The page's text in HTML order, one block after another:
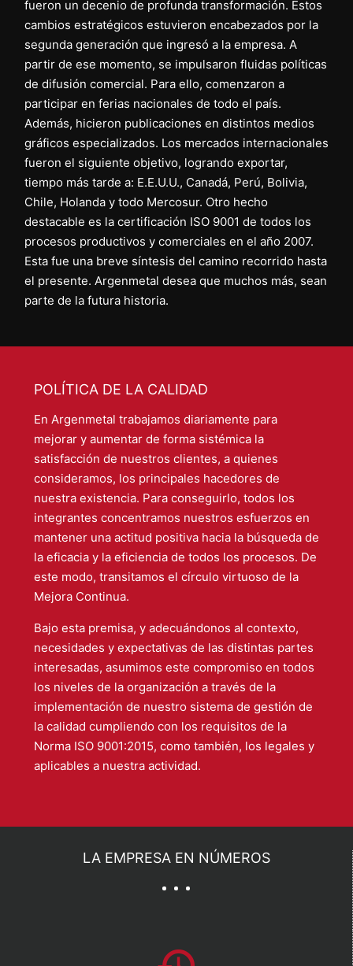
fueron un decenio de profunda transformación. Estos
cambios estratégicos estuvieron encabezados por la
segunda generación que ingresó a la empresa. A
partir de ese momento, se impulsaron fluidas políticas
de difusión comercial. Para ello, comenzaron a
participar en ferias nacionales de todo el país.
Además, hicieron publicaciones en distintos medios
gráficos especializados. Los mercados internacionales
fueron el siguiente objetivo, logrando exportar,
tiempo más tarde a: E.E.U.U., Canadá, Perú, Bolivia,
Chile, Holanda y todo Mercosur. Otro hecho
destacable es la certificación ISO 9001 de todos los
procesos productivos y comerciales en el año 2007.
Esta fue una breve síntesis del camino recorrido hasta
el presente. Argenmetal desea que muchos más, sean
parte de la futura historia.
POLÍTICA DE LA CALIDAD
En Argenmetal trabajamos diariamente para
mejorar y aumentar de forma sistémica la
satisfacción de nuestros clientes, a quienes
consideramos, los principales hacedores de
nuestra existencia. Para conseguirlo, todos los
integrantes concentramos nuestros esfuerzos en
mantener una actitud positiva hacia la búsqueda de
la eficacia y la eficiencia de todos los procesos. De
este modo, transitamos el círculo virtuoso de la
Mejora Continua.
Bajo esta premisa, y adecuándonos al contexto,
necesidades y expectativas de las distintas partes
interesadas, asumimos este compromiso en todos
los niveles de la organización a través de la
implementación de nuestro sistema de gestión de
la calidad cumpliendo con los requisitos de la
Norma ISO 9001:2015, como también, los legales y
aplicables a nuestra actividad.
LA EMPRESA EN NÚMEROS